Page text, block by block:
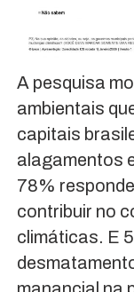
A pesquisa
ambientais
capitais
alagamentos
78%
contribuir no
climáticas. E